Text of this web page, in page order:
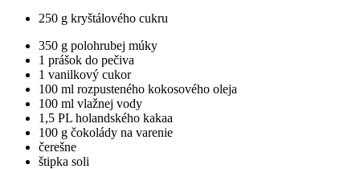
250 g kryštálového cukru
350 g polohrubej múky
1 prášok do pečiva
1 vanilkový cukor
100 ml rozpusteného kokosového oleja
100 ml vlažnej vody
1,5 PL holandského kakaa
100 g čokolády na varenie
čerešne
štipka soli